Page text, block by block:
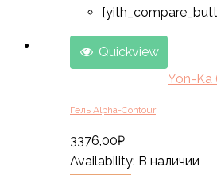
Quickview
Yon-Ka
Гель Alpha-Contour
3376,00₽
Availability: В наличии